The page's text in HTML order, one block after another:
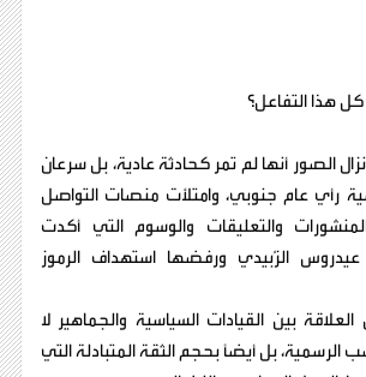
كل هذا التفاعل؟
الصور أنها لم تمر كحادثة عادية، بل سرعان
رأي عام جنوبي، وامتلأت منصات التواصل
والتعليقات والوسوم التي أكدت
الزُبيدي ورفضها استهداف الرموز
بين القيادات السياسية والجماهير لا
بل أيضاً بحجم الثقة المتبادلة التي